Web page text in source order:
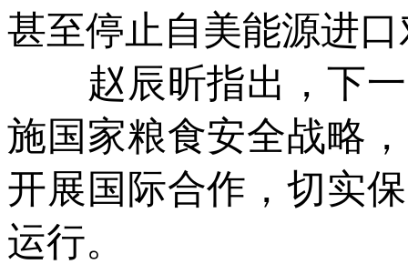
甚至停止自美能源进
赵辰昕指出，下一
施国家粮食安全战略
开展国际合作，切实
运行。